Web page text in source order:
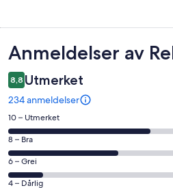
Anmeldelser
Anmeldelser av
8,8 Utmerket
234 anmeldelser
Rangering
på
10
−
Utmerket.
10 – Utmerket
Rangering
på
8
−
8 – Bra
Rangering
på
6 – Grei
Rangering
4 – Dårlig